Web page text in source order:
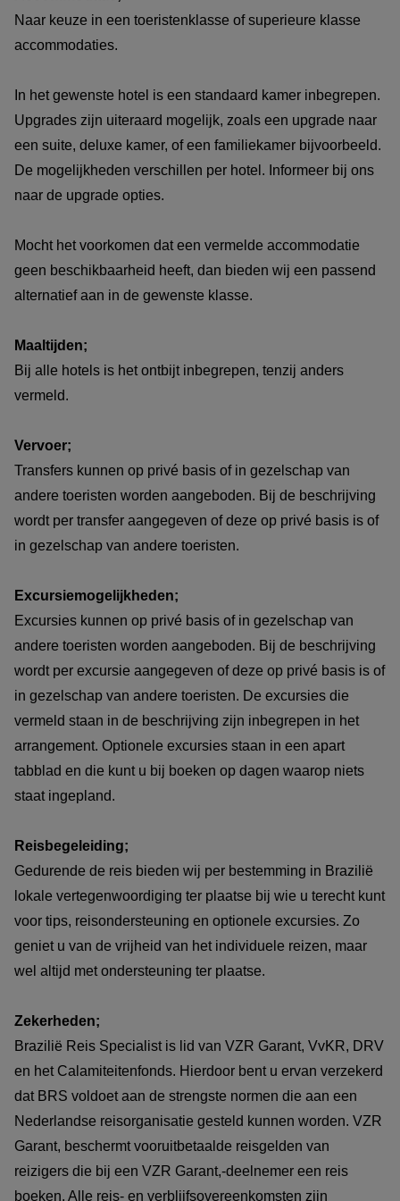
Naar keuze in een toeristenklasse of superieure klasse
accommodaties.
In het gewenste hotel is een standaard kamer inbegrepen.
Upgrades zijn uiteraard mogelijk, zoals een upgrade naar
een suite, deluxe kamer, of een familiekamer bijvoorbeeld.
De mogelijkheden verschillen per hotel. Informeer bij ons
naar de upgrade opties.
Mocht het voorkomen dat een vermelde accommodatie
geen beschikbaarheid heeft, dan bieden wij een passend
alternatief aan in de gewenste klasse.
Maaltijden;
Bij alle hotels is het ontbijt inbegrepen, tenzij anders
vermeld.
Vervoer;
Transfers kunnen op privé basis of in gezelschap van
andere toeristen worden aangeboden. Bij de beschrijving
wordt per transfer aangegeven of deze op privé basis is of
in gezelschap van andere toeristen.
Excursiemogelijkheden;
Excursies kunnen op privé basis of in gezelschap van
andere toeristen worden aangeboden. Bij de beschrijving
wordt per excursie aangegeven of deze op privé basis is of
in gezelschap van andere toeristen. De excursies die
vermeld staan in de beschrijving zijn inbegrepen in het
arrangement. Optionele excursies staan in een apart
tabblad en die kunt u bij boeken op dagen waarop niets
staat ingepland.
Reisbegeleiding;
Gedurende de reis bieden wij per bestemming in Brazilië
lokale vertegenwoordiging ter plaatse bij wie u terecht kunt
voor tips, reisondersteuning en optionele excursies. Zo
geniet u van de vrijheid van het individuele reizen, maar
wel altijd met ondersteuning ter plaatse.
Zekerheden;
Brazilië Reis Specialist is lid van VZR Garant, VvKR, DRV
en het Calamiteitenfonds. Hierdoor bent u ervan verzekerd
dat BRS voldoet aan de strengste normen die aan een
Nederlandse reisorganisatie gesteld kunnen worden. VZR
Garant, beschermt vooruitbetaalde reisgelden van
reizigers die bij een VZR Garant,-deelnemer een reis
boeken. Alle reis- en verblijfsovereenkomsten zijn